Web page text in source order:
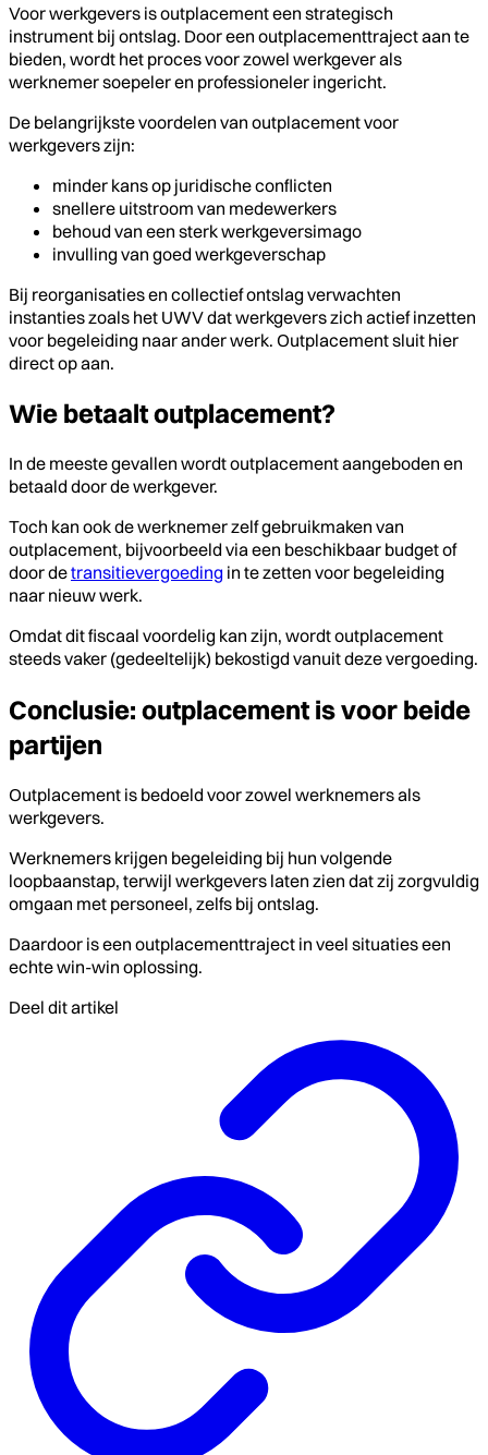
Voor werkgevers is outplacement een strategisch
instrument bij ontslag. Door een outplacementtraject aan te
bieden, wordt het proces voor zowel werkgever als
werknemer soepeler en professioneler ingericht.
De belangrijkste voordelen van outplacement voor
werkgevers zijn:
minder kans op juridische conflicten
snellere uitstroom van medewerkers
behoud van een sterk werkgeversimago
invulling van goed werkgeverschap
Bij reorganisaties en collectief ontslag verwachten
instanties zoals het UWV dat werkgevers zich actief inzetten
voor begeleiding naar ander werk. Outplacement sluit hier
direct op aan.
Wie betaalt outplacement?
In de meeste gevallen wordt outplacement aangeboden en
betaald door de werkgever.
Toch kan ook de werknemer zelf gebruikmaken van
outplacement, bijvoorbeeld via een beschikbaar budget of
door detransitievergoeding in te zetten voor begeleiding
naar nieuw werk.
Omdat dit fiscaal voordelig kan zijn, wordt outplacement
steeds vaker (gedeeltelijk) bekostigd vanuit deze vergoeding.
Conclusie: outplacement is voor beide
partijen
Outplacement is bedoeld voor zowel werknemers als
werkgevers.
Werknemers krijgen begeleiding bij hun volgende
loopbaanstap, terwijl werkgevers laten zien dat zij zorgvuldig
omgaan met personeel, zelfs bij ontslag.
Daardoor is een outplacementtraject in veel situaties een
echte win-win oplossing.
Deel dit artikel